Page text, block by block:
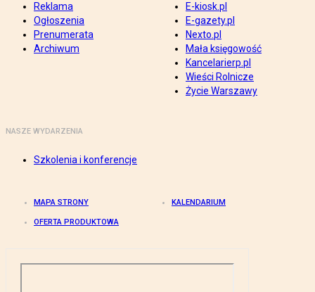
Reklama
Ogłoszenia
Prenumerata
Archiwum
E-kiosk.pl
E-gazety.pl
Nexto.pl
Mała księgowość
Kancelarierp.pl
Wieści Rolnicze
Życie Warszawy
NASZE WYDARZENIA
Szkolenia i konferencje
MAPA STRONY KALENDARIUM
OFERTA PRODUKTOWA